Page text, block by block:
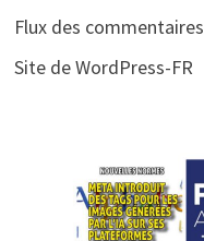
Flux des commentaires
Site de WordPress-FR